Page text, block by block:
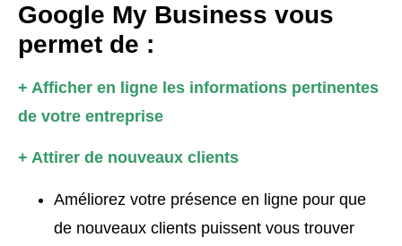
Google My Business vous
permet de :
+ Afficher en ligne les informations pertinentes
de votre entreprise
+ Attirer de nouveaux clients
Améliorez votre présence en ligne pour que
de nouveaux clients puissent vous trouver